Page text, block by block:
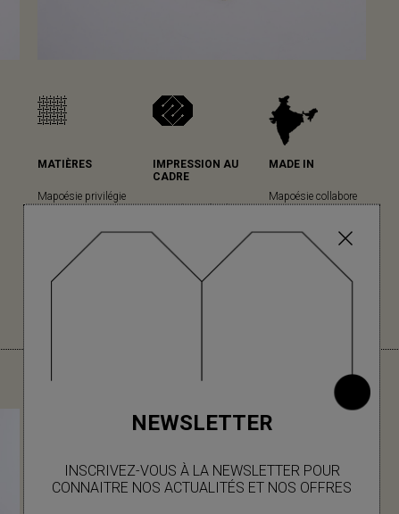
NEWSLETTER
INSCRIVEZ-VOUS À LA NEWSLETTER POUR
CONNAITRE NOS ACTUALITÉS ET NOS OFFRES
MATIÈRES
Mapoésie privilégie
naturelles dans
l’ensemble de ses
collections... (en
savoir plus)
IMPRESSION AU
CADRE
Mapoésie a fait le
ancestrale pour sa
grande qualité
d’impression et son
MADE IN
Mapoésie collabore
locaux indiens, dans
lesquels nous avons
le plaisir d’aller